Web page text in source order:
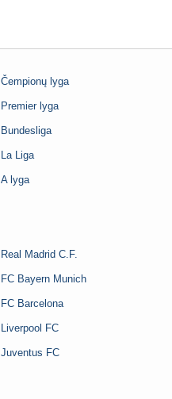
Čempionų lyga
Premier lyga
Bundesliga
La Liga
A lyga
Real Madrid C.F.
FC Bayern Munich
FC Barcelona
Liverpool FC
Juventus FC